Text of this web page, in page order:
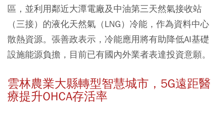
區，並利用鄰近大潭電廠及中油第三天然氣接收站
（三接）的液化天然氣（LNG）冷能，作為資料中心
散熱資源。張善政表示，冷能應用將有助降低AI基礎
設施能源負擔，目前已有國內外業者表達投資意願。
雲林農業大縣轉型智慧城市，5G遠距醫
療提升OHCA存活率